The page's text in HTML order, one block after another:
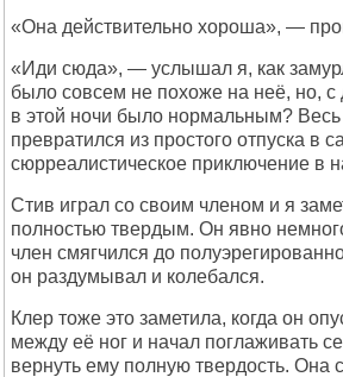
«Она действительно хороша», —
«Иди сюда», — услышал я, как
было совсем не похоже на неё, но, с
в этой ночи было нормальным? Весь
превратился из простого отпуска в
сюрреалистическое приключение в
Стив играл со своим членом и я
полностью твердым. Он явно
член смягчился до
он раздумывал и колебался.
Клер тоже это заметила, когда он
между её ног и начал поглаживать
вернуть ему полную твердость. Она